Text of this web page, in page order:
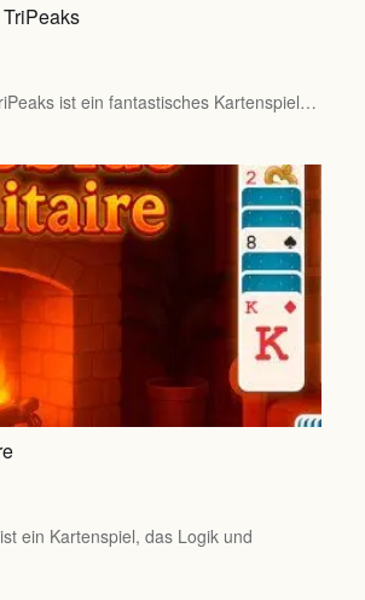
ist ein fantastisches Kartenspiel…
ein Kartenspiel, das Logik und